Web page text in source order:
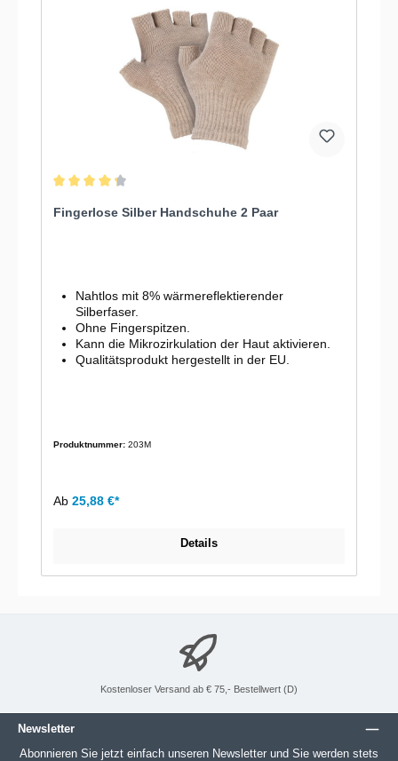
Fingerlose Silber Handschuhe 2 Paar
Nahtlos mit 8% wärmereflektierender
Silberfaser.
Ohne Fingerspitzen.
Kann die Mikrozirkulation der Haut aktivieren.
Qualitätsprodukt hergestellt in der EU.
Produktnummer: 203M
Ab 25,88 €*
Details
Kostenloser Versand ab € 75,- Bestellwert (D)
Newsletter
Abonnieren Sie jetzt einfach unseren Newsletter und Sie werden stets